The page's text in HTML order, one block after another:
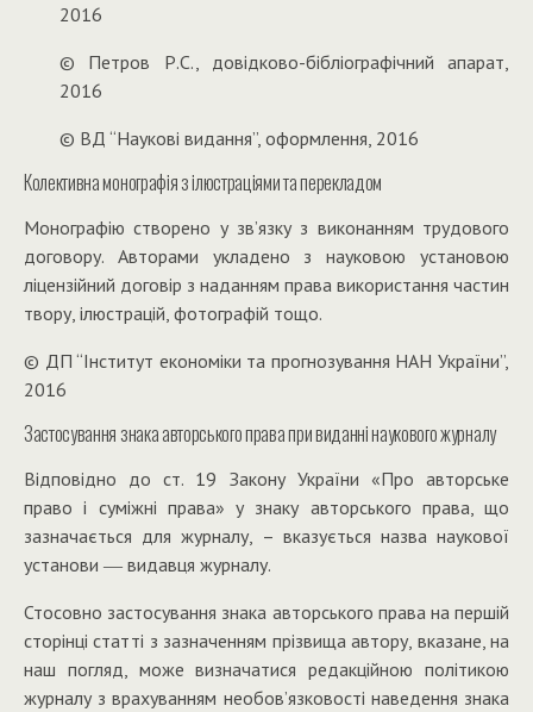
2016
© Петров Р.С., довідково-бібліографічний апарат,
2016
© ВД “Наукові видання”, оформлення, 2016
Колективна монографія з ілюстраціями та перекладом
Монографію створено у зв’язку з виконанням трудового
договору. Авторами укладено з науковою установою
ліцензійний договір з наданням права використання частин
твору, ілюстрацій, фотографій тощо.
© ДП “Інститут економіки та прогнозування НАН України”,
2016
Застосування знака авторського права при виданні наукового журналу
Відповідно до ст. 19 Закону України «Про авторське
право і суміжні права» у знаку авторського права, що
зазначається для журналу, – вказується назва наукової
установи ― видавця журналу.
Стосовно застосування знака авторського права на першій
сторінці статті з зазначенням прізвища автору, вказане, на
наш погляд, може визначатися редакційною політикою
журналу з врахуванням необов’язковості наведення знака